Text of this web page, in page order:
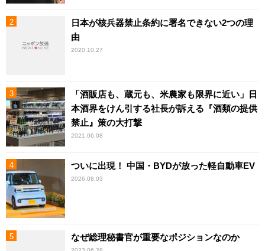
日本が核兵器禁止条約に署名できない2つの理
由
2020.10.27
「酒販店も、蔵元も、米農家も限界に近い」日
本酒界をけん引する社長が訴える『酒類の提供
禁止』策の大打撃
2021.06.08
ついに出現！ 中国・BYDが放った軽自動車EV
2026.08.03
なぜ総理秘書官が重要なポジションなのか